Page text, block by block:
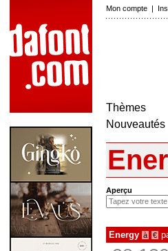
Mon compte |
Thèmes
Nouveautés
Aperçu
Energy à €